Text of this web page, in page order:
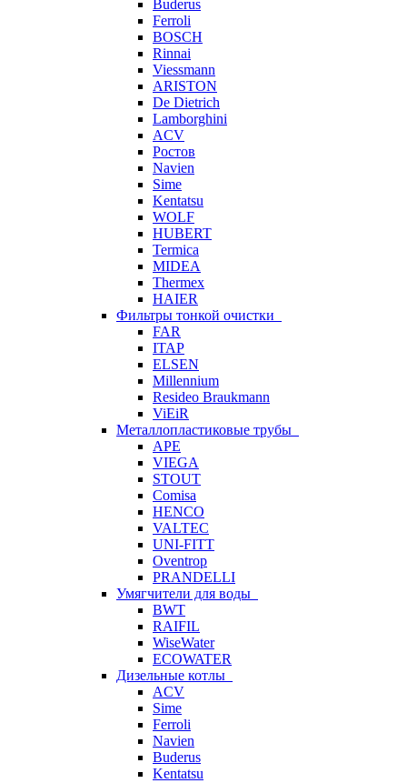
Buderus
Ferroli
BOSCH
Rinnai
Viessmann
ARISTON
De Dietrich
Lamborghini
ACV
Ростов
Navien
Sime
Kentatsu
WOLF
HUBERT
Termica
MIDEA
Thermex
HAIER
Фильтры тонкой очистки
FAR
ITAP
ELSEN
Millennium
Resideo Braukmann
ViEiR
Металлопластиковые трубы
APE
VIEGA
STOUT
Comisa
HENCO
VALTEC
UNI-FITT
Oventrop
PRANDELLI
Умягчители для воды
BWT
RAIFIL
WiseWater
ECOWATER
Дизельные котлы
ACV
Sime
Ferroli
Navien
Buderus
Kentatsu